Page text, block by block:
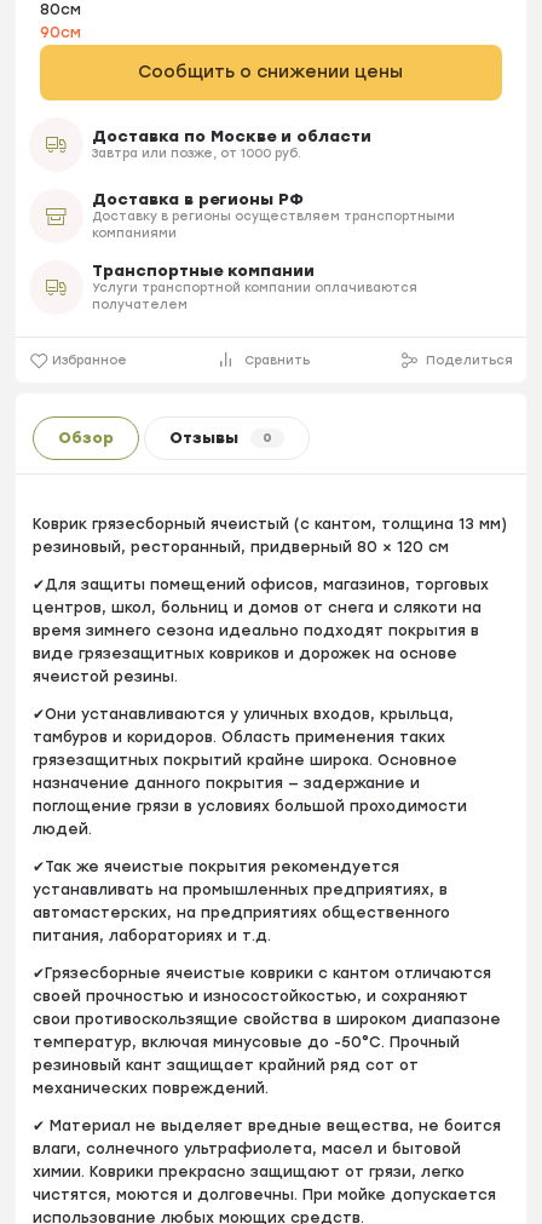
80см
90см
Сообщить о снижении цены
Доставка по Москве и области
Завтра или позже, от 1000 руб.
Доставка в регионы РФ
Доставку в регионы осуществляем транспортными
компаниями
Транспортные компании
Услуги транспортной компании оплачиваются
получателем
Избранное Сравнить Поделиться
Обзор Отзывы 0
Коврик грязесборный ячеистый (с кантом, толщина 13 мм)
резиновый, ресторанный, придверный 80 × 120 см
✔Для защиты помещений офисов, магазинов, торговых
центров, школ, больниц и домов от снега и слякоти на
время зимнего сезона идеально подходят покрытия в
виде грязезащитных ковриков и дорожек на основе
ячеистой резины.
✔Они устанавливаются у уличных входов, крыльца,
тамбуров и коридоров. Область применения таких
грязезащитных покрытий крайне широка. Основное
назначение данного покрытия — задержание и
поглощение грязи в условиях большой проходимости
людей.
✔Так же ячеистые покрытия рекомендуется
устанавливать на промышленных предприятиях, в
автомастерских, на предприятиях общественного
питания, лабораториях и т.д.
✔Грязесборные ячеистые коврики с кантом отличаются
своей прочностью и износостойкостью, и сохраняют
свои противоскользящие свойства в широком диапазоне
температур, включая минусовые до -50°C. Прочный
резиновый кант защищает крайний ряд сот от
механических повреждений.
✔ Материал не выделяет вредные вещества, не боится
влаги, солнечного ультрафиолета, масел и бытовой
химии. Коврики прекрасно защищают от грязи, легко
чистятся, моются и долговечны. При мойке допускается
использование любых моющих средств.